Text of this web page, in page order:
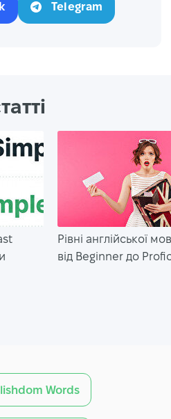
Telegram
Рівні англійської
від Beginner до
Words